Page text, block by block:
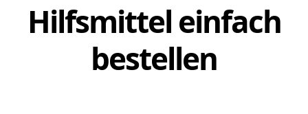
Hilfsmittel einfach
bestellen